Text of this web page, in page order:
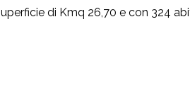
di Kmq 26,70 e con 324